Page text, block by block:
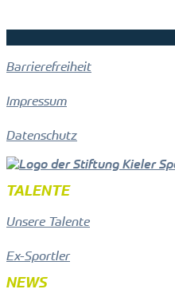
Barrierefreiheit
Impressum
Datenschutz
TALENTE
Unsere Talente
Ex-Sportler
NEWS